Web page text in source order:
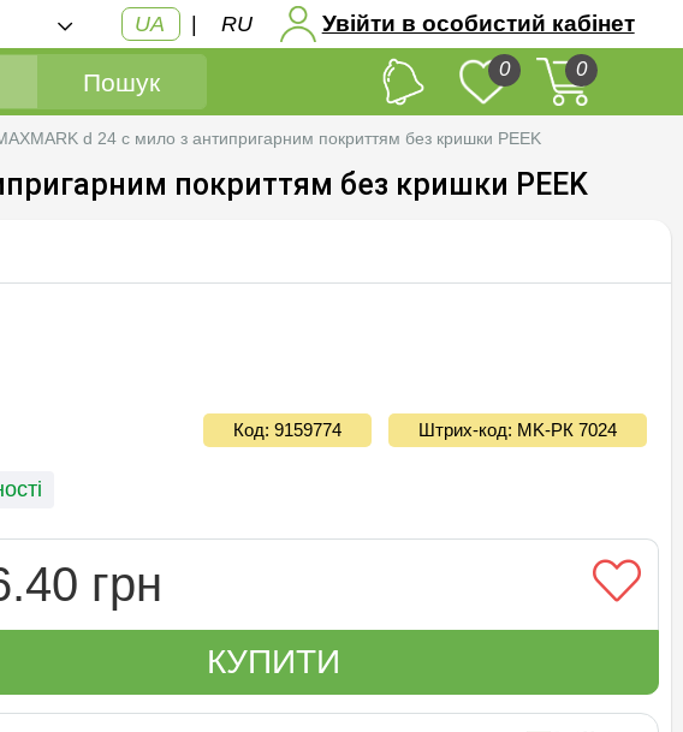
UA | RU Увійти в особистий кабінет
Пошук 0 0
d 24 с мило з антипригарним покриттям без кришки PEEK
покриттям без кришки PEEK
Код: 9159774 Штрих-код: MK-PК 7024
грн
КУПИТИ